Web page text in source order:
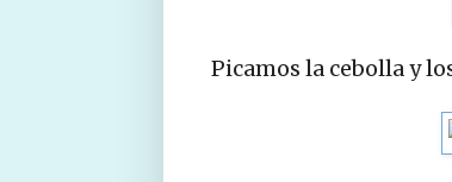
Picamos la cebolla y